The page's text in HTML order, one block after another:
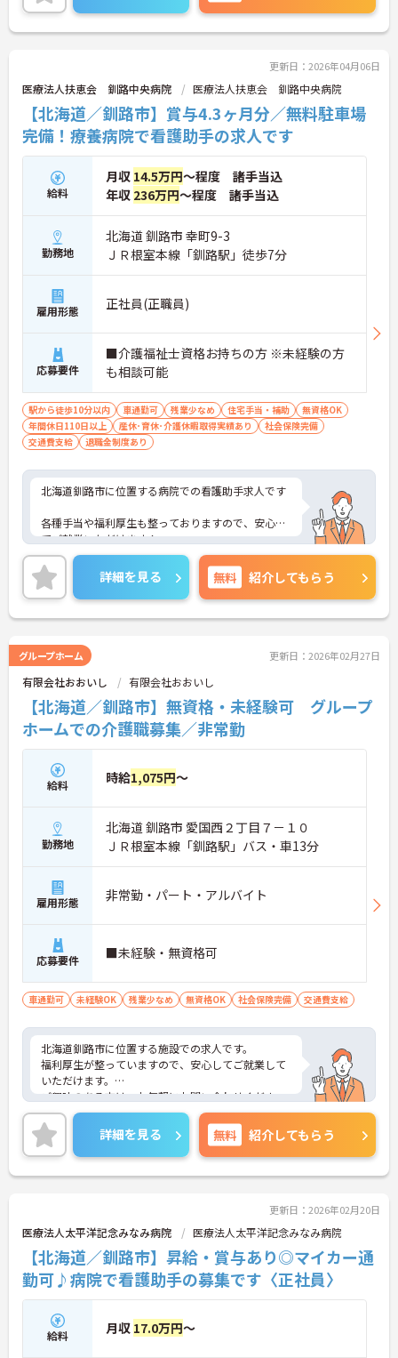
詳細をお話しいたしますのでお気軽にご相談くださ
い！
更新日：2026年04月06日
医療法人扶恵会 釧路中央病院 医療法人扶恵会 釧路中央病院
【北海道／釧路市】賞与4.3ヶ月分／無料駐車場
完備！療養病院で看護助手の求人です
給料
月収 14.5万円～程度 諸手当込
年収 236万円～程度 諸手当込
勤務地
北海道 釧路市 幸町9-3
ＪＲ根室本線「釧路駅」徒歩7分
雇用形態 正社員(正職員)
応募要件
■介護福祉士資格お持ちの方 ※未経験の方
も相談可能
駅から徒歩10分以内 車通勤可 残業少なめ 住宅手当・補助
無資格OK
年間休日110日以上
産休･育休･介護休暇取得実績あり
社会保険完備
交通費支給
退職金制度あり
北海道釧路市に位置する病院での看護助手求人です
各種手当や福利厚生も整っておりますので、安心し
てご就業いただけます！
ご興味のある方には、面接対策ポイントなど、さら
に詳細をお話しいたしますので、お気軽にご相談く
ださい。
詳細を見る 無料 紹介してもらう
グループホーム 更新日：2026年02月27日
有限会社おおいし 有限会社おおいし
【北海道／釧路市】無資格・未経験可 グループ
ホームでの介護職募集／非常勤
給料 時給1,075円～
勤務地
北海道 釧路市 愛国西２丁目７－１０
ＪＲ根室本線「釧路駅」バス・車13分
雇用形態 非常勤・パート・アルバイト
応募要件 ■未経験・無資格可
車通勤可 未経験OK 残業少なめ 無資格OK 社会保険完備 交通費支給
北海道釧路市に位置する施設での求人です。
福利厚生が整っていますので、安心してご就業して
いただけます。
ご興味のある方は、お気軽にお問い合わせくださ
い。
詳細を見る 無料 紹介してもらう
更新日：2026年02月20日
医療法人太平洋記念みなみ病院 医療法人太平洋記念みなみ病院
【北海道／釧路市】昇給・賞与あり◎マイカー通
勤可♪病院で看護助手の募集です〈正社員〉
給料 月収 17.0万円～